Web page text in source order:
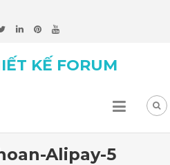
KẾ FORUM
Alipay-5